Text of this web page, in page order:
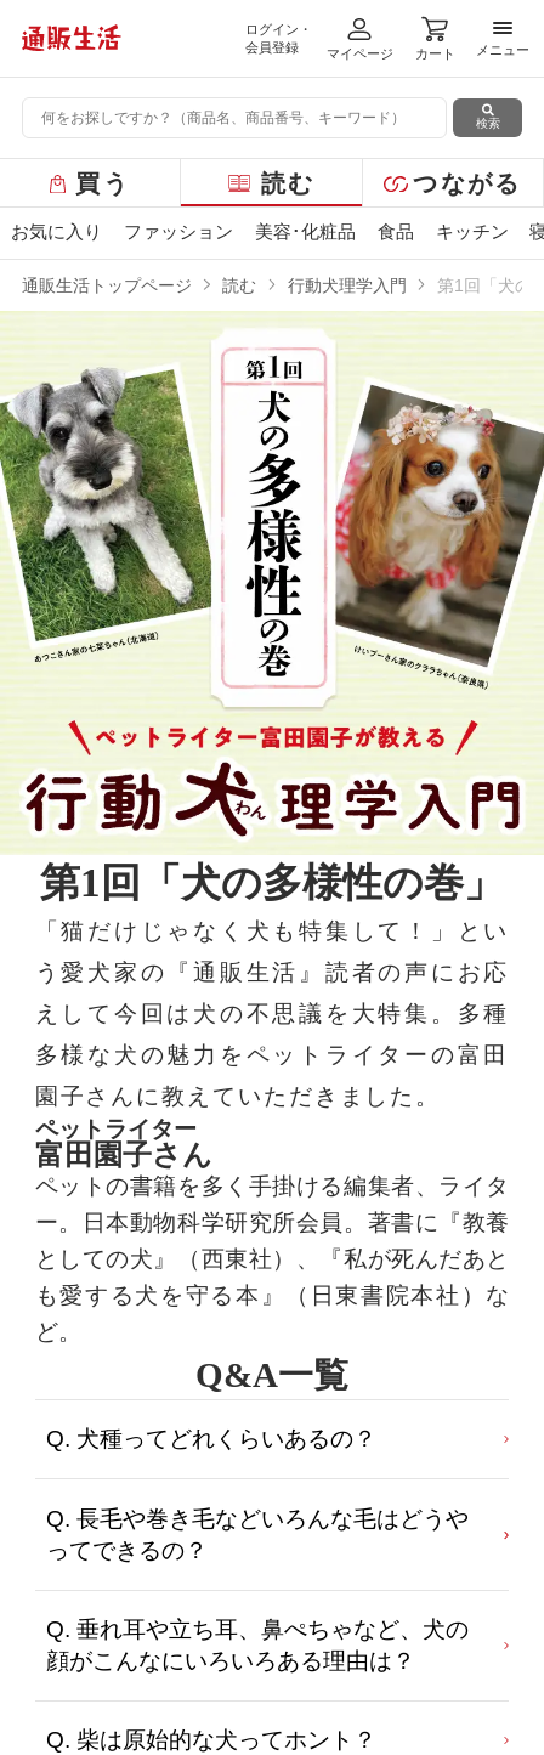
ログイン・
会員登録
マイページ カート
メニ
メニュー
検索
ー
バ
ニ
ュ
買う 読む つながる
お気に入り ファッション 美容･化粧品 食品 キッチン
通販生活トップページ 読む 行動犬理学入門 第1回「犬の
第1回「犬の多様性の巻」
「猫だけじゃなく犬も特集して！」とい
う愛犬家の『通販生活』読者の声にお応
えして今回は犬の不思議を大特集。多種
多様な犬の魅力をペットライターの富田
園子さんに教えていただきました。
ペットライター
富田園子さん
ペットの書籍を多く手掛ける編集者、ライタ
ー。日本動物科学研究所会員。著書に『教養
としての犬』（西東社）、『私が死んだあと
も愛する犬を守る本』（日東書院本社）な
ど。
Q&A一覧
Q. 犬種ってどれくらいあるの？
Q. 長毛や巻き毛などいろんな毛はどうや
ってできるの？
Q. 垂れ耳や立ち耳、鼻ぺちゃなど、犬の
顔がこんなにいろいろある理由は？
Q. 柴は原始的な犬ってホント？